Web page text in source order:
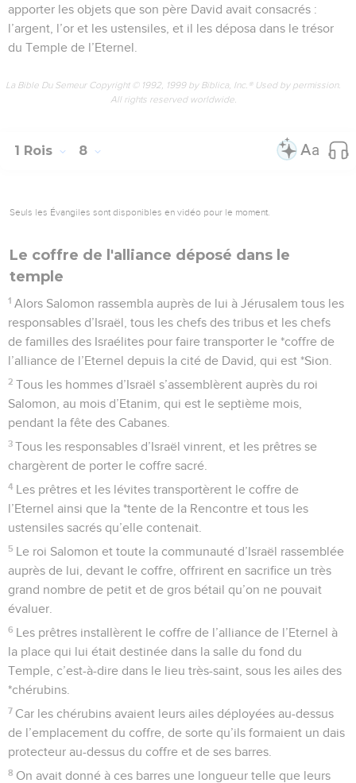
apporter les objets que son père David avait consacrés :
l’argent, l’or et les ustensiles, et il les déposa dans le trésor
du Temple de l’Eternel.
La Bible Du Semeur Copyright © 1992, 1999 by Biblica, Inc.® Used by permission.
All rights reserved worldwide.
1 Rois 8
Seuls les Évangiles sont disponibles en vidéo pour le moment.
Le coffre de l'alliance déposé dans le
temple
1 Alors Salomon rassembla auprès de lui à Jérusalem tous les
responsables d’Israël, tous les chefs des tribus et les chefs
de familles des Israélites pour faire transporter le *coffre de
l’alliance de l’Eternel depuis la cité de David, qui est *Sion.
2 Tous les hommes d’Israël s’assemblèrent auprès du roi
Salomon, au mois d’Etanim, qui est le septième mois,
pendant la fête des Cabanes.
3 Tous les responsables d’Israël vinrent, et les prêtres se
chargèrent de porter le coffre sacré.
4 Les prêtres et les lévites transportèrent le coffre de
l’Eternel ainsi que la *tente de la Rencontre et tous les
ustensiles sacrés qu’elle contenait.
5 Le roi Salomon et toute la communauté d’Israël rassemblée
auprès de lui, devant le coffre, offrirent en sacrifice un très
grand nombre de petit et de gros bétail qu’on ne pouvait
évaluer.
6 Les prêtres installèrent le coffre de l’alliance de l’Eternel à
la place qui lui était destinée dans la salle du fond du
Temple, c’est-à-dire dans le lieu très-saint, sous les ailes des
*chérubins.
7 Car les chérubins avaient leurs ailes déployées au-dessus
de l’emplacement du coffre, de sorte qu’ils formaient un dais
protecteur au-dessus du coffre et de ses barres.
8 On avait donné à ces barres une longueur telle que leurs